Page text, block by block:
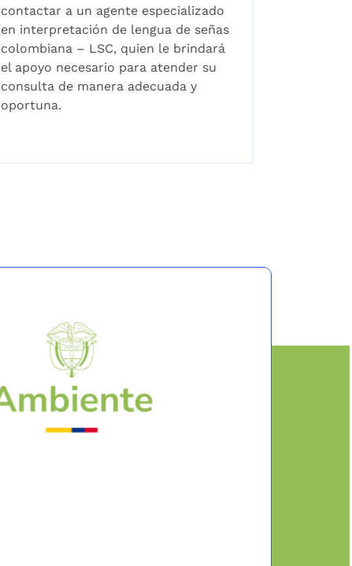
contactar a un agente especializado
en interpretación de lengua de señas
colombiana – LSC, quien le brindará
el apoyo necesario para atender su
consulta de manera adecuada y
oportuna.